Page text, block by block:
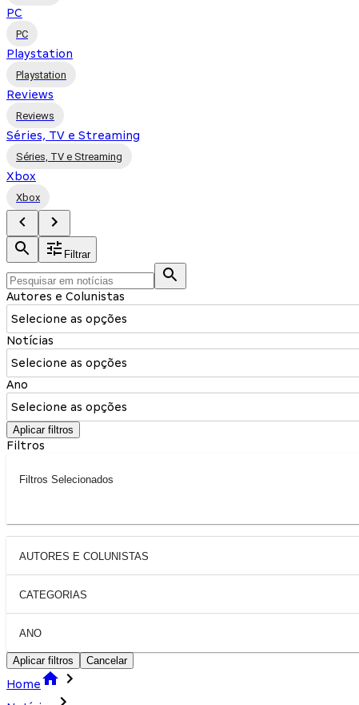
PC
PC
Playstation
Playstation
Reviews
Reviews
Séries, TV e Streaming
Séries, TV e Streaming
Xbox
Xbox
Filtrar
Autores e Colunistas
Selecione as opções
Notícias
Selecione as opções
Ano
Selecione as opções
Aplicar filtros
Filtros
Filtros Selecionados
AUTORES E COLUNISTAS
CATEGORIAS
ANO
Aplicar filtros Cancelar
Home